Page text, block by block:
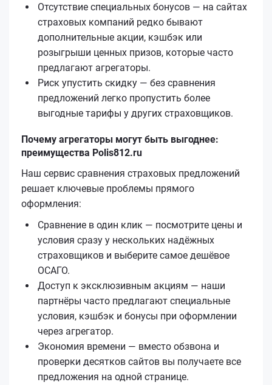
Отсутствие специальных бонусов — на сайтах
страховых компаний редко бывают
дополнительные акции, кэшбэк или
розыгрыши ценных призов, которые часто
предлагают агрегаторы.
Риск упустить скидку — без сравнения
предложений легко пропустить более
выгодные тарифы у других страховщиков.
Почему агрегаторы могут быть выгоднее:
преимущества Polis812.ru
Наш сервис сравнения страховых предложений
решает ключевые проблемы прямого
оформления:
Сравнение в один клик — посмотрите цены и
условия сразу у нескольких надёжных
страховщиков и выберите самое дешёвое
ОСАГО.
Доступ к эксклюзивным акциям — наши
партнёры часто предлагают специальные
условия, кэшбэк и бонусы при оформлении
через агрегатор.
Экономия времени — вместо обзвона и
проверки десятков сайтов вы получаете все
предложения на одной странице.